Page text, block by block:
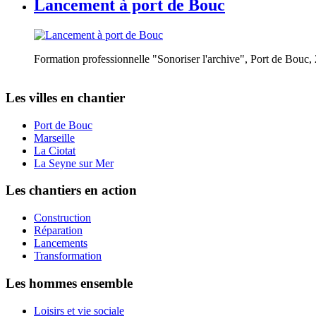
Lancement à port de Bouc
Formation professionnelle "Sonoriser l'archive", Port de Bouc,
Les villes en chantier
Port de Bouc
Marseille
La Ciotat
La Seyne sur Mer
Les chantiers en action
Construction
Réparation
Lancements
Transformation
Les hommes ensemble
Loisirs et vie sociale